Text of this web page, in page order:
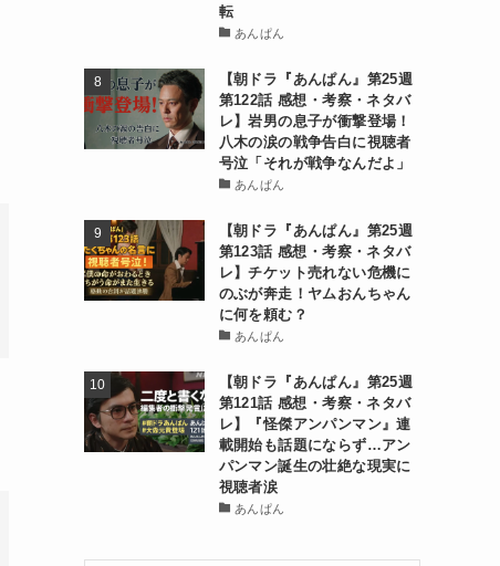
転
あんぱん
【朝ドラ『あんぱん』第25週
第122話 感想・考察・ネタバ
レ】岩男の息子が衝撃登場！
八木の涙の戦争告白に視聴者
号泣「それが戦争なんだよ」
あんぱん
【朝ドラ『あんぱん』第25週
第123話 感想・考察・ネタバ
レ】チケット売れない危機に
のぶが奔走！ヤムおんちゃん
に何を頼む？
あんぱん
【朝ドラ『あんぱん』第25週
第121話 感想・考察・ネタバ
レ】『怪傑アンパンマン』連
載開始も話題にならず…アン
パンマン誕生の壮絶な現実に
視聴者涙
あんぱん